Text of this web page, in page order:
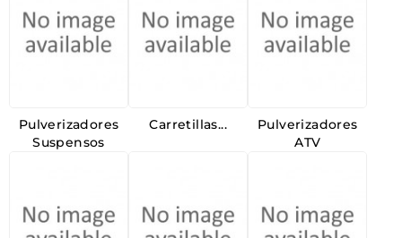
Pulverizadores
Suspensos
Carretillas...
Pulverizadores
ATV